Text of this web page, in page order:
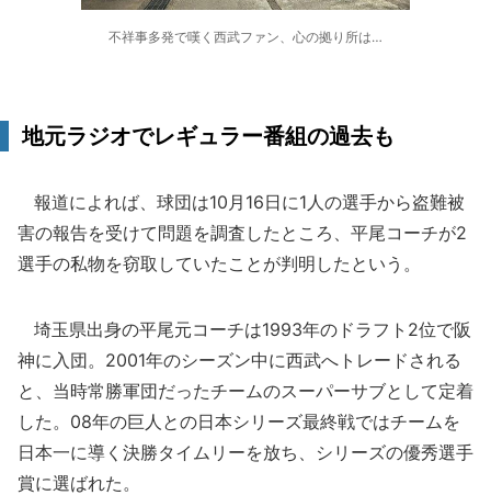
不祥事多発で嘆く西武ファン、心の拠り所は…
地元ラジオでレギュラー番組の過去も
報道によれば、球団は10月16日に1人の選手から盗難被
害の報告を受けて問題を調査したところ、平尾コーチが2
選手の私物を窃取していたことが判明したという。
埼玉県出身の平尾元コーチは1993年のドラフト2位で阪
神に入団。2001年のシーズン中に西武へトレードされる
と、当時常勝軍団だったチームのスーパーサブとして定着
した。08年の巨人との日本シリーズ最終戦ではチームを
日本一に導く決勝タイムリーを放ち、シリーズの優秀選手
賞に選ばれた。